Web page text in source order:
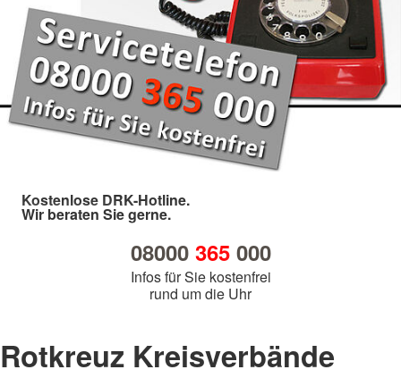
Kostenlose DRK-Hotline.
Wir beraten Sie gerne.
08000 365000
Infos für Sie kostenfrei
rund um die Uhr
Rotkreuz Kreisverbände